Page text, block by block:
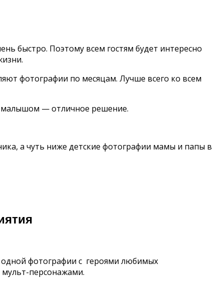
быстро. Поэтому всем гостям будет интересно
фотографии по месяцам. Лучше всего ко всем
малышом — отличное решение.
а чуть ниже детские фотографии мамы и папы в
фотографии с героями любимых
персонажами.